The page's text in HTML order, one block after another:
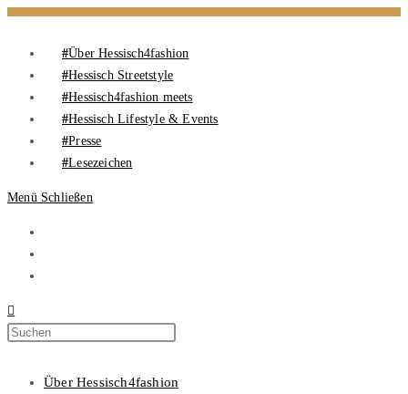
Über Hessisch4fashion
Hessisch Streetstyle
Hessisch4fashion meets
Hessisch Lifestyle & Events
Presse
Lesezeichen
Menü Schließen
Über Hessisch4fashion